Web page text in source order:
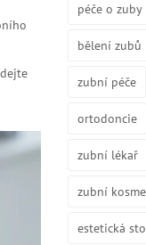
péče o zuby
bělení zubů
zubní péče
ortodoncie
zubní lékař
zubní
estetická